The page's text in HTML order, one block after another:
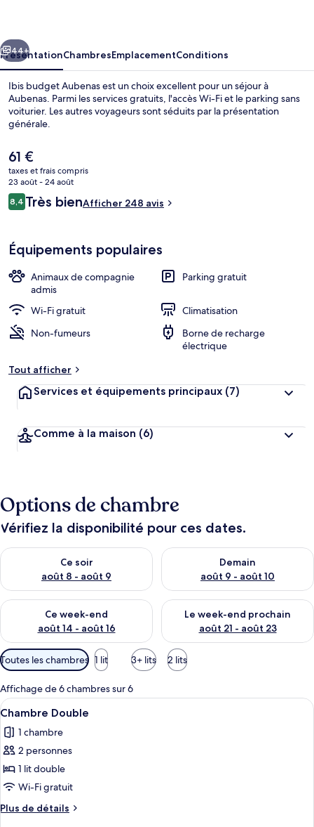
Bar (sur place)
Suivant
44+
PrésentationChambresEmplacementConditions
Ibis budget Aubenas est un choix excellent pour un séjour à
Aubenas. Parmi les services gratuits, l'accès Wi-Fi et le parking sans
voiturier. Les autres voyageurs sont séduits par la présentation
générale.
Le
prix
actuel
est
de
61 €
taxes et frais compris
23 août - 24 août
Avis
voyageurs
8,48,4 sur 10
Très bienAfficher 248 avis
Équipements populaires
Animaux de compagnie
admis
Parking gratuit
Wi-Fi gratuit
Climatisation
Non-fumeurs
Borne de recharge
électrique
Tout afficher
Services et équipements principaux (7)
Comme à la maison (6)
Options de chambre
Vérifiez la disponibilité pour ces dates.
Ce soir
août 8 - août 9
Vérifier la disponibilité pour ce soir août 8 - août 9
Demain
août 9 - août 10
Vérifier la disponibilité pour
Ce week-end
août 14 - août 16
Vérifier la disponibilité pour ce week-end août 14 - août 16
Le week-end prochain
août 21 - août 23
Vérifier la disponibilité pour
Filtres
disponibles
pour
les
chambres
Toutes les chambres 1 lit 3+ lits 2 lits
Affichage de 6 chambres sur 6
Afficher
toutes
les
photos
pour
ce
type
de
Chambre Double | Bureau,
8
Chambre Double
1 chambre
2 personnes
1 lit double
Wi-Fi gratuit
Plus de détails
Plus